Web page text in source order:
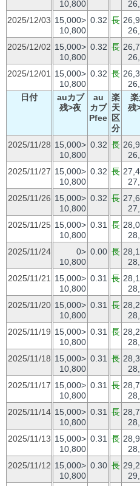
10,800
2025/12/03 15,000>
10,800
0.32 長
2025/12/02 15,000>
10,800
0.32 長
2025/12/01
15,000>
10,800
0.32 長
日付
auカブ
残>夜
au
カブ
Pfee
楽
天
区
分
残
2025/11/28 15,000>
10,800
0.32 長
2025/11/27 15,000>
10,800
0.32 長
2025/11/26 15,000>
10,800
0.32 長
2025/11/25 15,000>
10,800
0.31 長
2025/11/24
0>
10,800
0.00 長
2025/11/21
15,000>
10,800
0.31 長
2025/11/20 15,000>
10,800
0.31 長
2025/11/19 15,000>
10,800
0.31 長
2025/11/18 15,000>
10,800
0.31 長
2025/11/17 15,000>
10,800
0.31 長
2025/11/14 15,000>
10,800
0.31 長
2025/11/13 15,000>
10,800
0.31 長
2025/11/12 15,000>
10,800
0.30 長